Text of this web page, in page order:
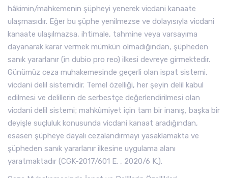
hâkimin/mahkemenin şüpheyi yenerek vicdani kanaate
ulaşmasıdır. Eğer bu şüphe yenilmezse ve dolayısıyla vicdani
kanaate ulaşılmazsa, ihtimale, tahmine veya varsayıma
dayanarak karar vermek mümkün olmadığından, şüpheden
sanık yararlanır (in dubio pro reo) ilkesi devreye girmektedir.
Günümüz ceza muhakemesinde geçerli olan ispat sistemi,
vicdani delil sistemidir. Temel özelliği, her şeyin delil kabul
edilmesi ve delillerin de serbestçe değerlendirilmesi olan
vicdani delil sistemi; mahkûmiyet için tam bir inanış, başka bir
deyişle suçluluk konusunda vicdani kanaat aradığından,
esasen şüpheye dayalı cezalandırmayı yasaklamakta ve
şüpheden sanık yararlanır ilkesine uygulama alanı
yaratmaktadır (CGK-2017/601 E. , 2020/6 K.).